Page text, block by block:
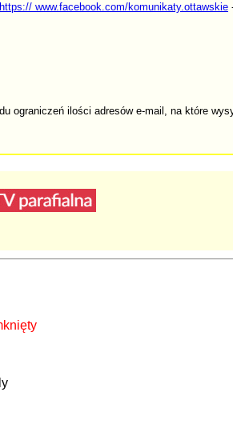
https:// www.facebook.com/komunikaty.ottawskie
ograniczeń ilości adresów e-mail, na które